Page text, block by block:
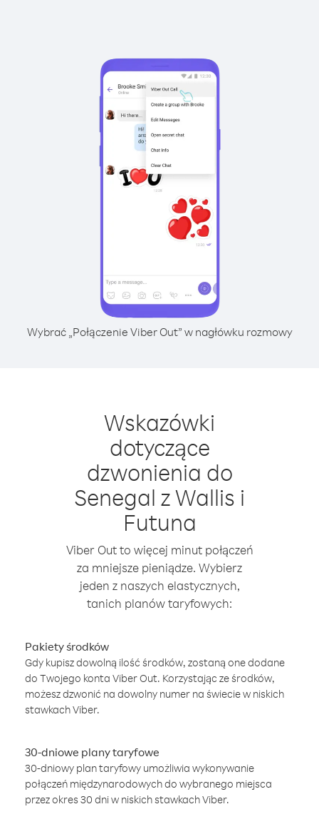
Wybrać „Połączenie Viber Out” w nagłówku rozmowy
Wskazówki
dotyczące
dzwonienia do
Senegal z Wallis i
Futuna
Viber Out to więcej minut połączeń
za mniejsze pieniądze. Wybierz
jeden z naszych elastycznych,
tanich planów taryfowych:
Pakiety środków
Gdy kupisz dowolną ilość środków, zostaną one dodane
do Twojego konta Viber Out. Korzystając ze środków,
możesz dzwonić na dowolny numer na świecie w niskich
stawkach Viber.
30-dniowe plany taryfowe
30-dniowy plan taryfowy umożliwia wykonywanie
połączeń międzynarodowych do wybranego miejsca
przez okres 30 dni w niskich stawkach Viber.